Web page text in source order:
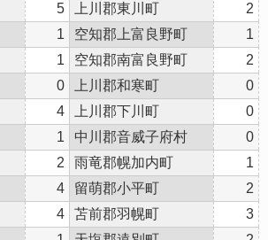
5 上川郡東川町
2
1 空知郡上富良野町
1
1 空知郡南富良野町
2
0 上川郡和寒町
0
4 上川郡下川町
0
1 中川郡音威子府村
0
2 雨竜郡幌加内町
1
4 留萌郡小平町
2
4 苫前郡羽幌町
3